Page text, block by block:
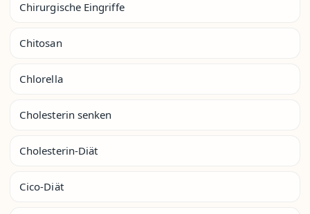
Chirurgische Eingriffe
Chitosan
Chlorella
Cholesterin senken
Cholesterin-Diät
Cico-Diät